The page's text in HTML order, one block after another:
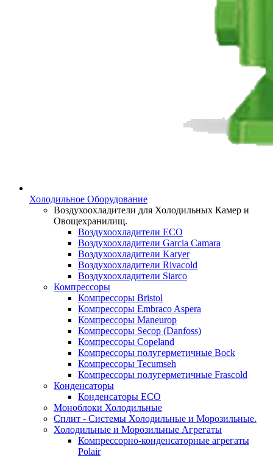
Холодильное Оборудование
Воздухоохладители для Холодильных Камер и
Овощехранилищ.
Воздухоохладители ECO
Воздухоохладители Garcia Camara
Воздухоохладители Karyer
Воздухоохладители Rivacold
Воздухоохладители Siarco
Компрессоры
Компрессоры Bristol
Компрессоры Embraco Aspera
Компрессоры Maneurop
Компрессоры Secop (Danfoss)
Компрессоры Copeland
Компрессоры полугерметичные Bock
Компрессоры Tecumseh
Компрессоры полугерметичные Frascold
Конденсаторы
Конденсаторы ECO
Моноблоки Холодильные
Сплит - Системы Холодильные и Морозильные.
Холодильные и Морозильные Агрегаты
Компрессорно-конденсаторные агрегаты
Polair